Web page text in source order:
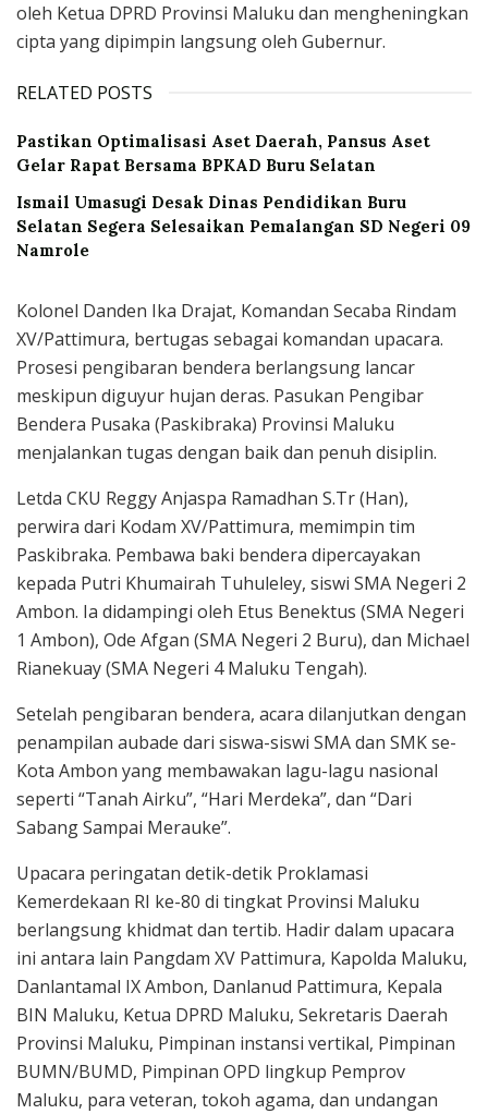
oleh Ketua DPRD Provinsi Maluku dan mengheningkan
cipta yang dipimpin langsung oleh Gubernur.
RELATED POSTS
Pastikan Optimalisasi Aset Daerah, Pansus Aset
Gelar Rapat Bersama BPKAD Buru Selatan
Ismail Umasugi Desak Dinas Pendidikan Buru
Selatan Segera Selesaikan Pemalangan SD Negeri 09
Namrole
Kolonel Danden Ika Drajat, Komandan Secaba Rindam
XV/Pattimura, bertugas sebagai komandan upacara.
Prosesi pengibaran bendera berlangsung lancar
meskipun diguyur hujan deras. Pasukan Pengibar
Bendera Pusaka (Paskibraka) Provinsi Maluku
menjalankan tugas dengan baik dan penuh disiplin.
Letda CKU Reggy Anjaspa Ramadhan S.Tr (Han),
perwira dari Kodam XV/Pattimura, memimpin tim
Paskibraka. Pembawa baki bendera dipercayakan
kepada Putri Khumairah Tuhuleley, siswi SMA Negeri 2
Ambon. Ia didampingi oleh Etus Benektus (SMA Negeri
1 Ambon), Ode Afgan (SMA Negeri 2 Buru), dan Michael
Rianekuay (SMA Negeri 4 Maluku Tengah).
Setelah pengibaran bendera, acara dilanjutkan dengan
penampilan aubade dari siswa-siswi SMA dan SMK se-
Kota Ambon yang membawakan lagu-lagu nasional
seperti “Tanah Airku”, “Hari Merdeka”, dan “Dari
Sabang Sampai Merauke”.
Upacara peringatan detik-detik Proklamasi
Kemerdekaan RI ke-80 di tingkat Provinsi Maluku
berlangsung khidmat dan tertib. Hadir dalam upacara
ini antara lain Pangdam XV Pattimura, Kapolda Maluku,
Danlantamal IX Ambon, Danlanud Pattimura, Kepala
BIN Maluku, Ketua DPRD Maluku, Sekretaris Daerah
Provinsi Maluku, Pimpinan instansi vertikal, Pimpinan
BUMN/BUMD, Pimpinan OPD lingkup Pemprov
Maluku, para veteran, tokoh agama, dan undangan